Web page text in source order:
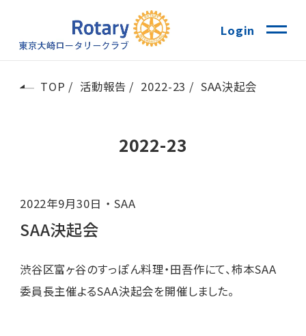
Login
TOP 活動報告 2022-23 SAA決起会
2022-23
2022年9月30日 SAA
SAA決起会
渋谷区富ヶ谷のすっぽん料理・田吾作にて、柿本SAA
委員長主催よるSAA決起会を開催しました。